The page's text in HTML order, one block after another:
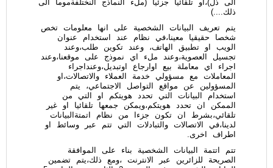
الى ذل)،او تلقائيا جزئيا (ملء النماذج النختلفةموما الى
ذلك....)
يتم تعريف البيانات الشخصية على انها معلومات تخص
شخصا حقيقيا معينا،في نظام عند استخدام عنوان
الويب او تطبيق الهاتف، وعند تكوين طلب،وعند
تجسيل العصوية،وعند ملء اي نموذج على موقعنا،وعند
اجراء اي معاملة بيع اوارجاع اوتبديل،وعنداجراء
المعاملات مع مسؤولي خدمة العملاء والاتصالات،او
المسؤولين عن مواقع التواصل الاجتماعي، يتم
استخدام البيانات التي تحدد هويتكم او التي من
الممكن ان تحدد هويتكم،ويمكن جمعها تلقائيا او غير
تلقائي،بشرط ان تكون جزءا من نظام اتمتةالبيانات
لدينا،في الاتصالات والتبادلات التي تتم عبر وسائط او
اطراف اخرى.
تتم اتتمة البيانات الشخصية بناء على الموافقة
الصريحة للزائرين عبر الانترنت ،ومع ذلك،يتم تضمين